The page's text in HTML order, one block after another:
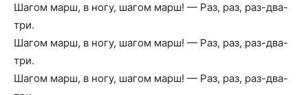
Шагом марш, в ногу, шагом марш! — Раз, раз, раз-два-
три.
Шагом марш, в ногу, шагом марш! — Раз, раз, раз-два-
три.
Шагом марш, в ногу, шагом марш! — Раз, раз, раз-два-